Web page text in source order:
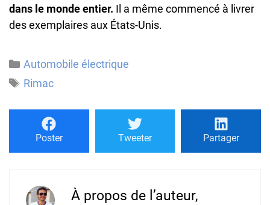
dans le monde entier. Il a même commencé à livrer
des exemplaires aux États-Unis.
Catégories
Automobile électrique
Étiquettes
Rimac
Poster Tweeter Partager
À propos de l’auteur,